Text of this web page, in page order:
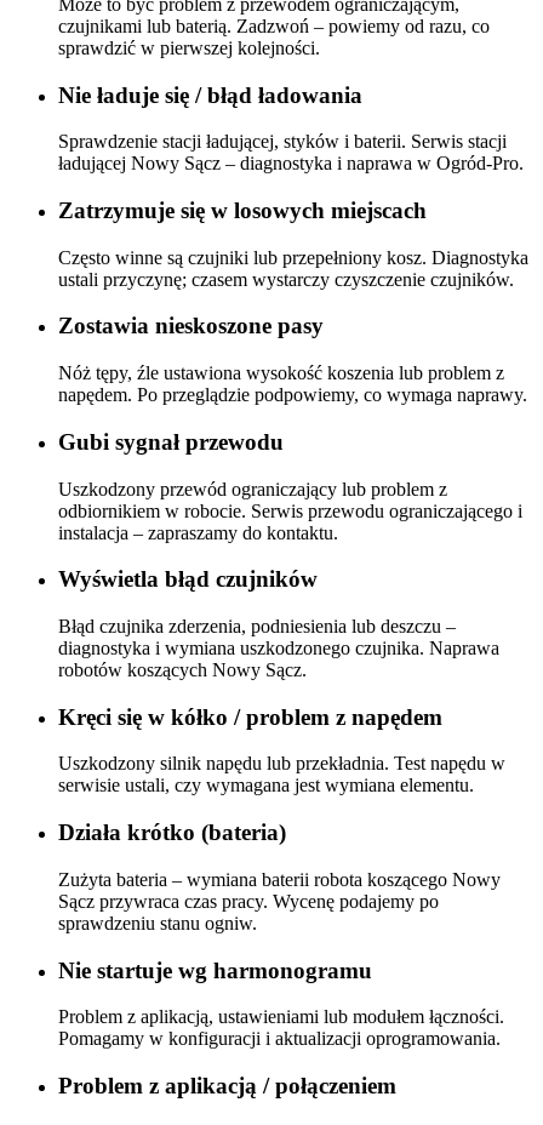
czujnikami lub baterią. Zadzwoń – powiemy od razu, co
sprawdzić w pierwszej kolejności.
Nie ładuje się / błąd ładowania
Sprawdzenie stacji ładującej, styków i baterii. Serwis stacji
ładującej Nowy Sącz – diagnostyka i naprawa w Ogród-Pro.
Zatrzymuje się w losowych miejscach
Często winne są czujniki lub przepełniony kosz. Diagnostyka
ustali przyczynę; czasem wystarczy czyszczenie czujników.
Zostawia nieskoszone pasy
Nóż tępy, źle ustawiona wysokość koszenia lub problem z
napędem. Po przeglądzie podpowiemy, co wymaga naprawy.
Gubi sygnał przewodu
Uszkodzony przewód ograniczający lub problem z
odbiornikiem w robocie. Serwis przewodu ograniczającego i
instalacja – zapraszamy do kontaktu.
Wyświetla błąd czujników
Błąd czujnika zderzenia, podniesienia lub deszczu –
diagnostyka i wymiana uszkodzonego czujnika. Naprawa
robotów koszących Nowy Sącz.
Kręci się w kółko / problem z napędem
Uszkodzony silnik napędu lub przekładnia. Test napędu w
serwisie ustali, czy wymagana jest wymiana elementu.
Działa krótko (bateria)
Zużyta bateria – wymiana baterii robota koszącego Nowy
Sącz przywraca czas pracy. Wycenę podajemy po
sprawdzeniu stanu ogniw.
Nie startuje wg harmonogramu
Problem z aplikacją, ustawieniami lub modułem łączności.
Pomagamy w konfiguracji i aktualizacji oprogramowania.
Problem z aplikacją / połączeniem